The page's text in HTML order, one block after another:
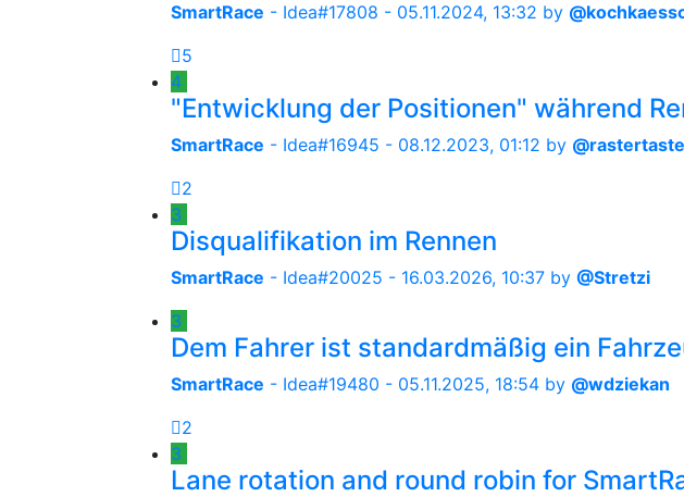
SmartRace - Idea#17808 - 05.11.2024, 13:32 by
5
4
"Entwicklung der Positionen" während
SmartRace - Idea#16945 - 08.12.2023, 01:12 by
2
3
Disqualifikation im Rennen
SmartRace - Idea#20025 - 16.03.2026, 10:37 by @Stretzi
3
Dem Fahrer ist standardmäßig ein
SmartRace - Idea#19480 - 05.11.2025, 18:54 by @wdziekan
2
3
Lane rotation and round robin for